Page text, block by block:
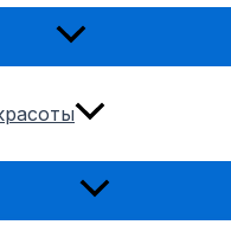
Переключатель
Переключатель